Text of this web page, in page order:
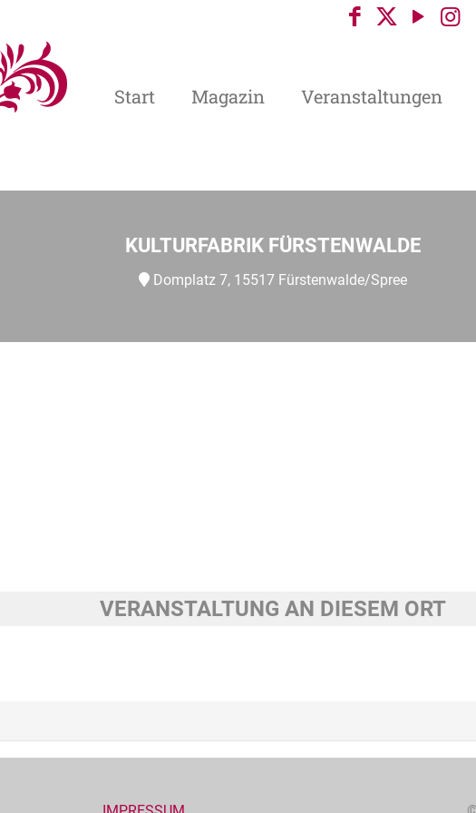
Start Magazin Veranstaltungen
KULTURFABRIK FÜRSTENWALDE
Domplatz 7, 15517 Fürstenwalde/Spree
VERANSTALTUNG AN DIESEM ORT